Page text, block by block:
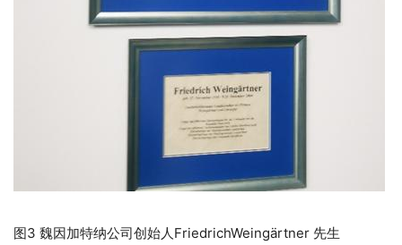
图3 魏因加特纳公司创始人FriedrichWeingärtner 先生